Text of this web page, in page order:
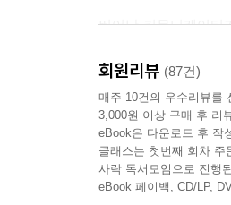
텅후 워크숍에서는
생각을 바꾸도록 설
“어떻게 늘 같은 사람
“그래요. 하지만 그런
“하지만 결혼은 구속
“그렇기는 해요. 하지
억울해한 적은? 누군
적을 만들지 않기 위
이 책의 조언에 귀 기
말하는 방법을 상세
빠져나가는 기술에
뛰어난 커뮤니케이
회원리뷰 (87건)
매주 10건의 우수리뷰를
3,000원 이상 구매 후 리
eBook은 다운로드 후 작
클래스는 첫번째 회차
사락 독서모임으로 진행
eBook 페이백, CD/LP,